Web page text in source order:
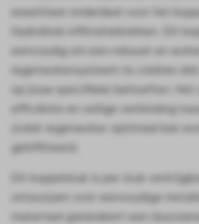
essentieel onderdeel voor het
Hydroblob infiltratieblokken. Dit
eenvoudig om een robuust en
regenwatersysteem te creëren
op jouw specifieke behoeften. Het
efficiënte en veilige verbinding
zodat regenwater optimaal kan
geïnfiltreerd.
Dit koppelstuk is per stuk
ontworpen voor eenvoudige
materiaal garandeert een